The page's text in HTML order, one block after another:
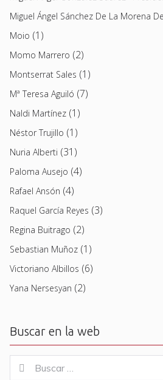
Miguel Ángel Sánchez De La Morena
Moio (1)
Momo Marrero (2)
Montserrat Sales (1)
Mª Teresa Aguiló (7)
Naldi Martínez (1)
Néstor Trujillo (1)
Nuria Alberti (31)
Paloma Ausejo (4)
Rafael Ansón (4)
Raquel García Reyes (3)
Regina Buitrago (2)
Sebastian Muñoz (1)
Victoriano Albillos (6)
Yana Nersesyan (2)
Buscar en la web
for:
Buscar